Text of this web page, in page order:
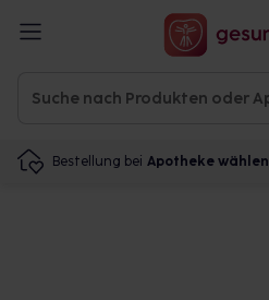
Bestellung bei Apotheke wählen